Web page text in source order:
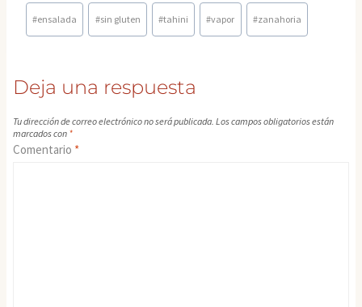
Etiquetas
de
entrada:
#ensalada #sin gluten #tahini #vapor #zanahoria
Deja una respuesta
Tu dirección de correo electrónico no será publicada. Los campos obligatorios están
marcados con *
Comentario *